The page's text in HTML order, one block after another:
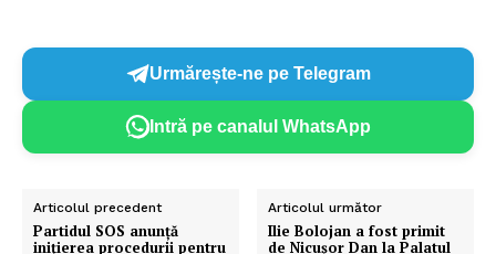
Urmărește-ne pe Telegram
Intră pe canalul WhatsApp
Articolul precedent
Partidul SOS anunță
inițierea procedurii pentru
Articolul următor
Ilie Bolojan a fost primit
de Nicușor Dan la Palatul